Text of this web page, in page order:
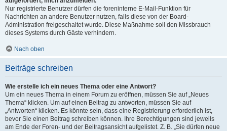
Nur registrierte Benutzer dürfen die foreninterne E-Mail-Funktion für
Nachrichten an andere Benutzer nutzen, falls diese von der Board-
Administration freigeschaltet wurde. Diese Maßnahme soll den Missbrauch
dieses Systems durch Gäste verhindern.
Nach oben
Beiträge schreiben
Wie erstelle ich ein neues Thema oder eine Antwort?
Um ein neues Thema in einem Forum zu eröffnen, müssen Sie auf „Neues
Thema“ klicken. Um auf einen Beitrag zu antworten, müssen Sie auf
„Antworten“ klicken. Es könnte sein, dass eine Registrierung erforderlich ist,
bevor Sie einen Beitrag schreiben können. Ihre Berechtigungen sind jeweils
am Ende der Foren- und der Beitragsansicht aufgelistet. Z. B. „Sie dürfen neue